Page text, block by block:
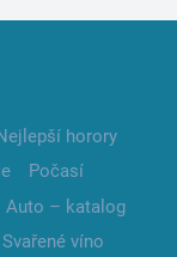
horory
Počasí
Auto – katalog
Svařené víno